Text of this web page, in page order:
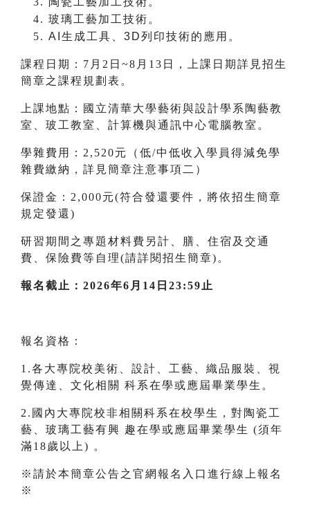
玻璃工藝加工技術。
AI 生成工具、3D列印技術的應用。
課程日期：7月2日~8月13日，上課日期詳見招生
簡章之課程規劃表。
上課地點：國立清華大學藝術與設計學系陶藝教
室、玻工教室、計算機與通訊中心電腦教室。
學雜費用：2,520元（低/中低收入學員得減免學
雜費繳納，詳見簡章注意事項二）
保證金：2,000元(符合發還要件，將依招生簡章
規定發還)
研習期間之專題材料費另計、膳、住宿及交通
費、保險費等自理(請詳閱招生簡章)。
報名截止：2026年6月14日23:59止
報名資格：
1.各大專院校美術、設計、工藝、織品服裝、視
覺傳達、文化相關 科系在學或應屆畢業學生。
2.國內大專院校非相關科系在校學生，對陶瓷工
藝、玻璃工藝有興 趣在學或應屆畢業學生 (須年
滿18歲以上) 。
※請於本簡章公告之官網報名入口進行線上報名
※